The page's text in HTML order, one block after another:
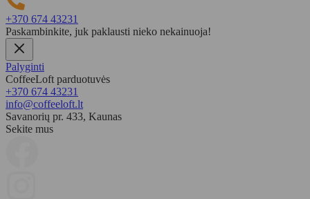
+370 674 43231
Paskambinkite, juk paklausti nieko nekainuoja!
Palyginti
CoffeeLoft parduotuvės
+370 674 43231
info@coffeeloft.lt
Savanorių pr. 433, Kaunas
Sekite mus